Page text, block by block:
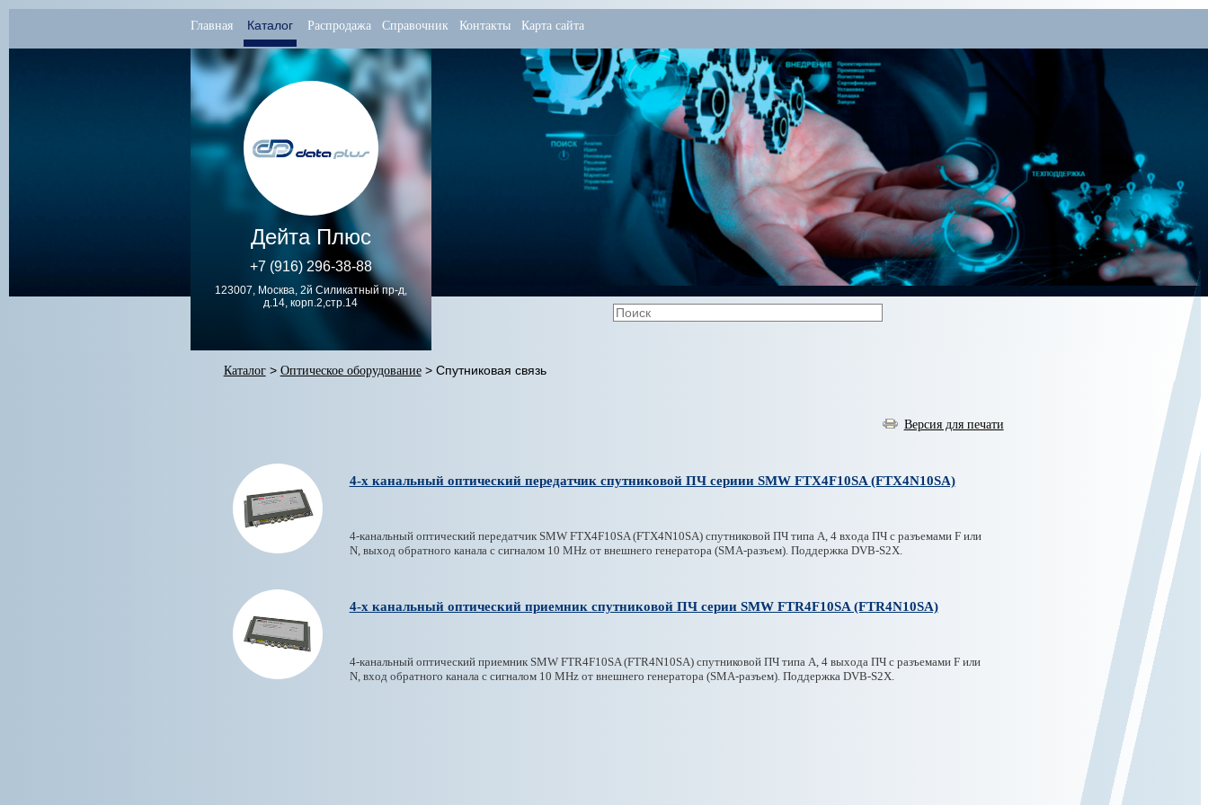
Главная Каталог Распродажа Справочник Контакты Карта сайта
Дейта Плюс
+7 (916) 296-38-88
123007, Москва, 2й Силикатный пр-д,
д.14, корп.2,стр.14
Каталог> Оптическое оборудование> Спутниковая связь
Версия для печати
4-х канальный оптический передатчик спутниковой ПЧ сериии SMW FTX4F10SA (FTX4N10SA)
4-канальный оптический передатчик SMW FTX4F10SA (FTX4N10SA) спутниковой ПЧ типа A, 4 входа ПЧ с разъемами F или
N, выход обратного канала с сигналом 10 MHz от внешнего генератора (SMA-разъем). Поддержка DVB-S2X.
4-х канальный оптический приемник спутниковой ПЧ серии SMW FTR4F10SA (FTR4N10SA)
4-канальный оптический приемник SMW FTR4F10SA (FTR4N10SA) спутниковой ПЧ типа A, 4 выхода ПЧ с разъемами F или
N, вход обратного канала с сигналом 10 MHz от внешнего генератора (SMA-разъем). Поддержка DVB-S2X.